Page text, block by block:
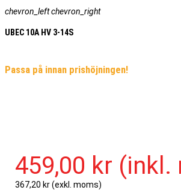
chevron_leftchevron_right
UBEC 10A HV 3-14S
Passa på innan prishöjningen!
459,00 kr (inkl.
367,20 kr(exkl. moms)